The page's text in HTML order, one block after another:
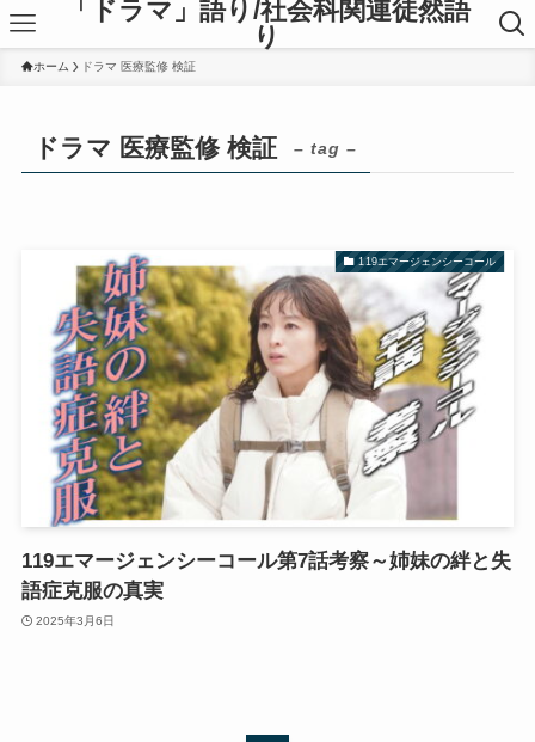
「ドラマ」語り/社会科関連徒然語
り
ホーム ドラマ 医療監修 検証
ドラマ 医療監修 検証 – tag –
119エマージェンシーコール
119エマージェンシーコール第7話考察～姉妹の絆と失
語症克服の真実
2025年3月6日